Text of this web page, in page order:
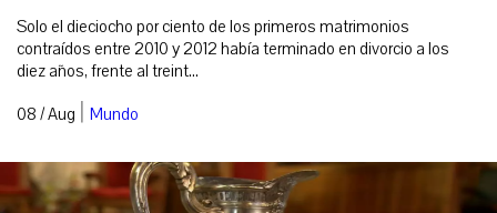
Solo el dieciocho por ciento de los primeros matrimonios
contraídos entre 2010 y 2012 había terminado en divorcio a los
diez años, frente al treint...
08 / Aug | Mundo